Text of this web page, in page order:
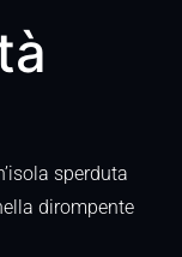
sperduta
dirompente